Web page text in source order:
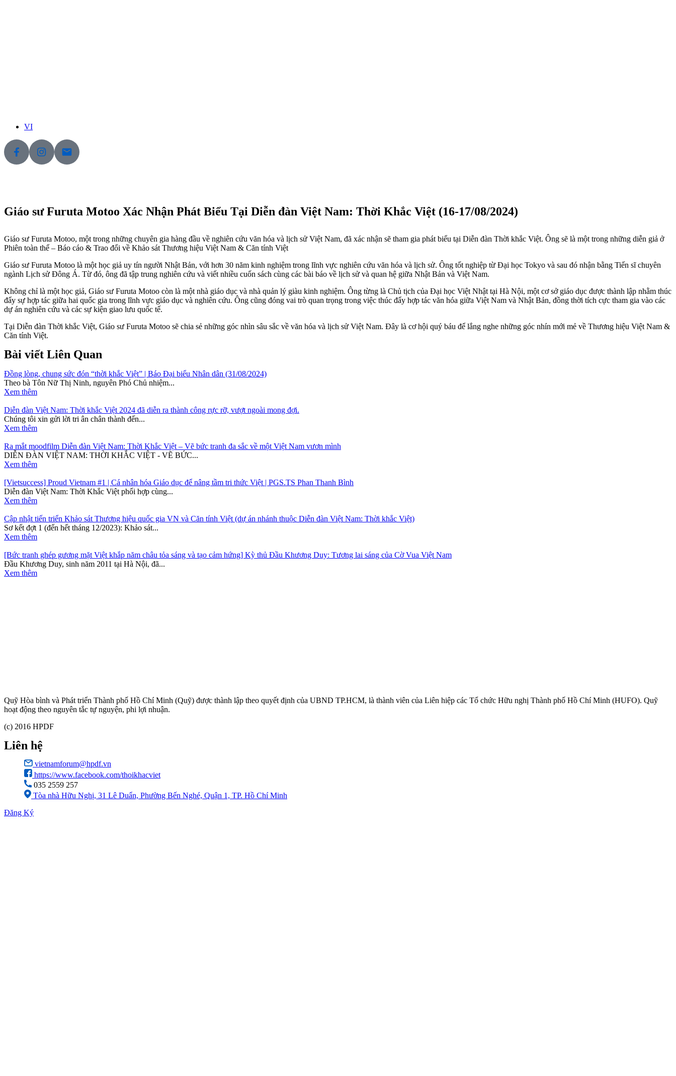
VI
Giáo sư Furuta Motoo Xác Nhận Phát Biểu Tại Diễn đàn Việt Nam: Thời Khắc Việt (16-17/08/2024)
Giáo sư Furuta Motoo, một trong những chuyên gia hàng đầu về nghiên cứu văn hóa và lịch sử Việt Nam, đã xác nhận sẽ tham gia phát biểu tại Diễn đàn Thời khắc Việt. Ông sẽ là một trong những diễn giả ở
Phiên toàn thể – Báo cáo & Trao đổi về Khảo sát Thương hiệu Việt Nam & Căn tính Việt
Giáo sư Furuta Motoo là một học giả uy tín người Nhật Bản, với hơn 30 năm kinh nghiệm trong lĩnh vực nghiên cứu văn hóa và lịch sử. Ông tốt nghiệp từ Đại học Tokyo và sau đó nhận bằng Tiến sĩ chuyên
ngành Lịch sử Đông Á. Từ đó, ông đã tập trung nghiên cứu và viết nhiều cuốn sách cùng các bài báo về lịch sử và quan hệ giữa Nhật Bản và Việt Nam.
Không chỉ là một học giả, Giáo sư Furuta Motoo còn là một nhà giáo dục và nhà quản lý giàu kinh nghiệm. Ông từng là Chủ tịch của Đại học Việt Nhật tại Hà Nội, một cơ sở giáo dục được thành lập nhằm thúc
đẩy sự hợp tác giữa hai quốc gia trong lĩnh vực giáo dục và nghiên cứu. Ông cũng đóng vai trò quan trọng trong việc thúc đẩy hợp tác văn hóa giữa Việt Nam và Nhật Bản, đồng thời tích cực tham gia vào các
dự án nghiên cứu và các sự kiện giao lưu quốc tế.
Tại Diễn đàn Thời khắc Việt, Giáo sư Furuta Motoo sẽ chia sẻ những góc nhìn sâu sắc về văn hóa và lịch sử Việt Nam. Đây là cơ hội quý báu để lắng nghe những góc nhín mới mẻ về Thương hiệu Việt Nam &
Căn tính Việt.
Bài viết Liên Quan
Đồng lòng, chung sức đón “thời khắc Việt” | Báo Đại biểu Nhân dân (31/08/2024)
Theo bà Tôn Nữ Thị Ninh, nguyên Phó Chủ nhiệm...
Xem thêm
Diễn đàn Việt Nam: Thời khắc Việt 2024 đã diễn ra thành công rực rỡ, vượt ngoài mong đợi.
Chúng tôi xin gửi lời tri ân chân thành đến...
Xem thêm
Ra mắt moodfilm Diễn đàn Việt Nam: Thời Khắc Việt – Vẽ bức tranh đa sắc về một Việt Nam vươn mình
DIỄN ĐÀN VIỆT NAM: THỜI KHẮC VIỆT - VẼ BỨC...
Xem thêm
[Vietsuccess] Proud Vietnam #1 | Cá nhân hóa Giáo dục để nâng tầm tri thức Việt | PGS.TS Phan Thanh Bình
Diễn đàn Việt Nam: Thời Khắc Việt phối hợp cùng...
Xem thêm
Cập nhật tiến triển Khảo sát Thương hiệu quốc gia VN và Căn tính Việt (dự án nhánh thuộc Diễn đàn Việt Nam: Thời khắc Việt)
Sơ kết đợt 1 (đến hết tháng 12/2023): Khảo sát...
Xem thêm
[Bức tranh ghép gương mặt Việt khắp năm châu tỏa sáng và tạo cảm hứng] Kỳ thủ Đầu Khương Duy: Tương lai sáng của Cờ Vua Việt Nam
Đầu Khương Duy, sinh năm 2011 tại Hà Nội, đã...
Xem thêm
Quỹ Hòa bình và Phát triển Thành phố Hồ Chí Minh (Quỹ) được thành lập theo quyết định của UBND TP.HCM, là thành viên của Liên hiệp các Tổ chức Hữu nghị Thành phố Hồ Chí Minh (HUFO). Quỹ
hoạt động theo nguyên tắc tự nguyện, phi lợi nhuận.
(c) 2016 HPDF
Liên hệ
vietnamforum@hpdf.vn
https://www.facebook.com/thoikhacviet
035 2559 257
Tòa nhà Hữu Nghị, 31 Lê Duẩn, Phường Bến Nghé, Quận 1, TP. Hồ Chí Minh
Đăng Ký